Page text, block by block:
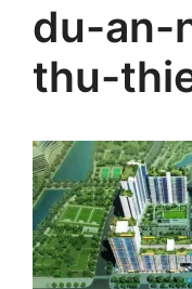
du-an-
thu-